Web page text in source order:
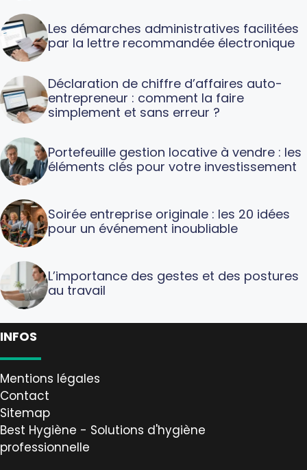
Les démarches administratives facilitées
par la lettre recommandée électronique
Déclaration de chiffre d’affaires auto-
entrepreneur : comment la faire
simplement et sans erreur ?
Portefeuille gestion locative à vendre : les
éléments clés pour votre investissement
Soirée entreprise originale : les 20 idées
pour un événement inoubliable
L’importance des gestes et des postures
au travail
INFOS
Mentions légales
Contact
Sitemap
Best Hygiène - Solutions d'hygiène
professionnelle